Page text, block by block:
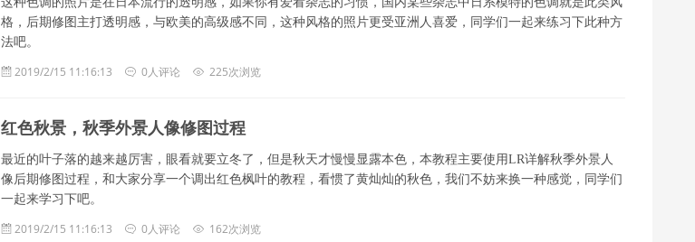
格，后期修图主打透明感，与欧美的高级感不同，这种风格的照片更受亚洲人喜爱，同学们一起来练习下此种方
法吧。
2019/2/15 11:16:13 0人评论 225次浏览
红色秋景，秋季外景人像修图过程
最近的叶子落的越来越厉害，眼看就要立冬了，但是秋天才慢慢显露本色，本教程主要使用LR详解秋季外景人
像后期修图过程，和大家分享一个调出红色枫叶的教程，看惯了黄灿灿的秋色，我们不妨来换一种感觉，同学们
一起来学习下吧。
2019/2/15 11:16:13 0人评论 162次浏览